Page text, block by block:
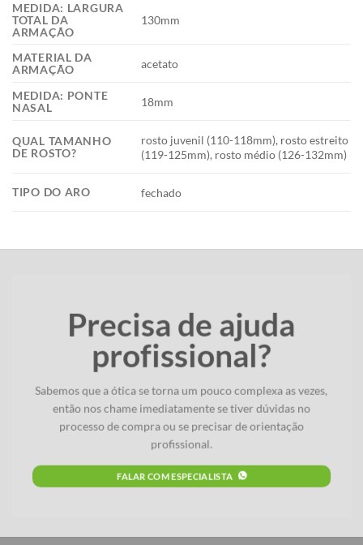
MEDIDA: LARGURA
TOTAL DA
ARMAÇÃO
130mm
MATERIAL DA
ARMAÇÃO
acetato
MEDIDA: PONTE
NASAL
18mm
QUAL TAMANHO
DE ROSTO?
rosto juvenil (110-118mm), rosto estreito
(119-125mm), rosto médio (126-132mm)
TIPO DO ARO fechado
Precisa de ajuda
profissional?
Sabemos que a ótica se torna um pouco complexa as vezes,
então nos chame imediatamente se tiver dúvidas no
processo de compra ou se precisar de orientação
profissional.
FALAR COM ESPECIALISTA